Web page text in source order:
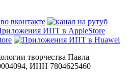
творчества Павла
ИНН 7804625460